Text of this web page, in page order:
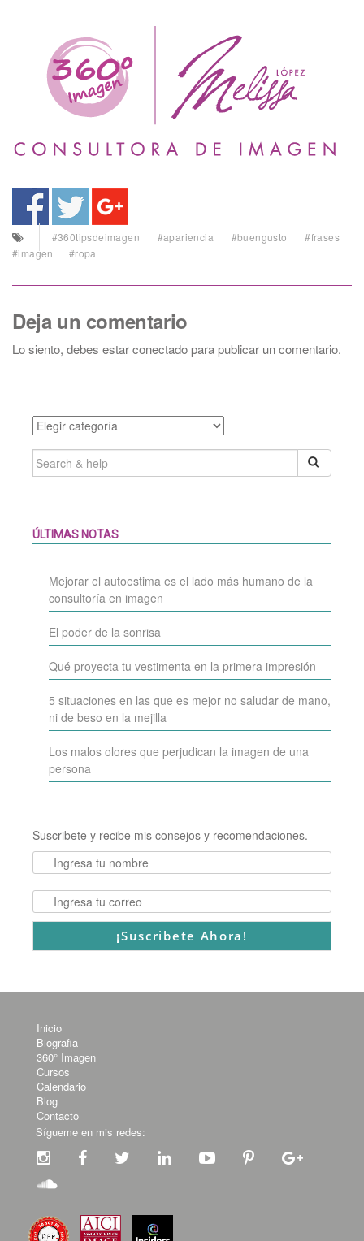
#360tipsdeimagen #apariencia #buengusto
#frases
#imagen
#ropa
Deja un comentario
Lo siento, debes estarconectadopara publicar un comentario.
Categories
SEARCH
FOR:
ÚLTIMAS NOTAS
Mejorar el autoestima es el lado más humano de la
consultoría en imagen
El poder de la sonrisa
Qué proyecta tu vestimenta en la primera impresión
5 situaciones en las que es mejor no saludar de mano,
ni de beso en la mejilla
Los malos olores que perjudican la imagen de una
persona
Suscribete y recibe mis consejos y recomendaciones.
Inicio
Biografia
360° Imagen
Cursos
Calendario
Blog
Contacto
Sígueme en mis redes: